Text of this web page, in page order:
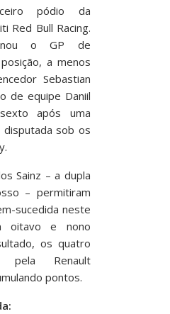
pódio da
Red Bull Racing.
o GP de
a menos
Sebastian
de equipe Daniil
após uma
disputada sob os
Sainz – a dupla
– permitiram
sucedida neste
oitavo e nono
os quatro
pela Renault
pontos.